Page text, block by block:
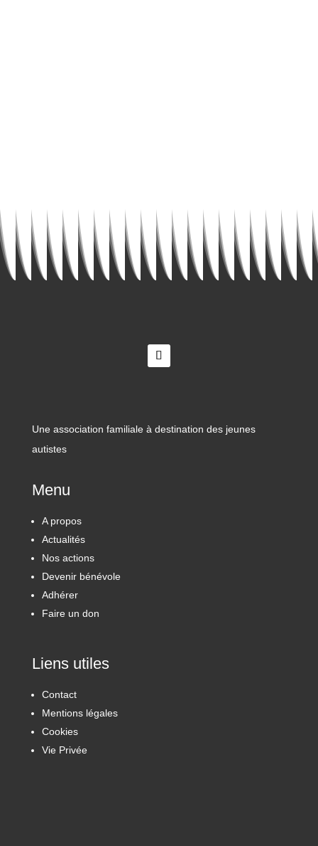
Une association familiale à destination des jeunes
autistes
Menu
A propos
Actualités
Nos actions
Devenir bénévole
Adhérer
Faire un don
Liens utiles
Contact
Mentions légales
Cookies
Vie Privée